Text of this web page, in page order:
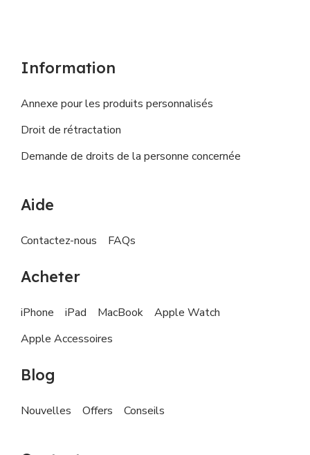
Information
Annexe pour les produits personnalisés
Droit de rétractation
Demande de droits de la personne concernée
Aide
Contactez-nous FAQs
Acheter
iPhone iPad MacBook
Apple Watch
Apple Accessoires
Blog
Nouvelles Offers Conseils